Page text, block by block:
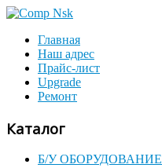
Главная
Наш адрес
Прайс-лист
Upgrade
Ремонт
Каталог
Б/У ОБОРУДОВАНИЕ